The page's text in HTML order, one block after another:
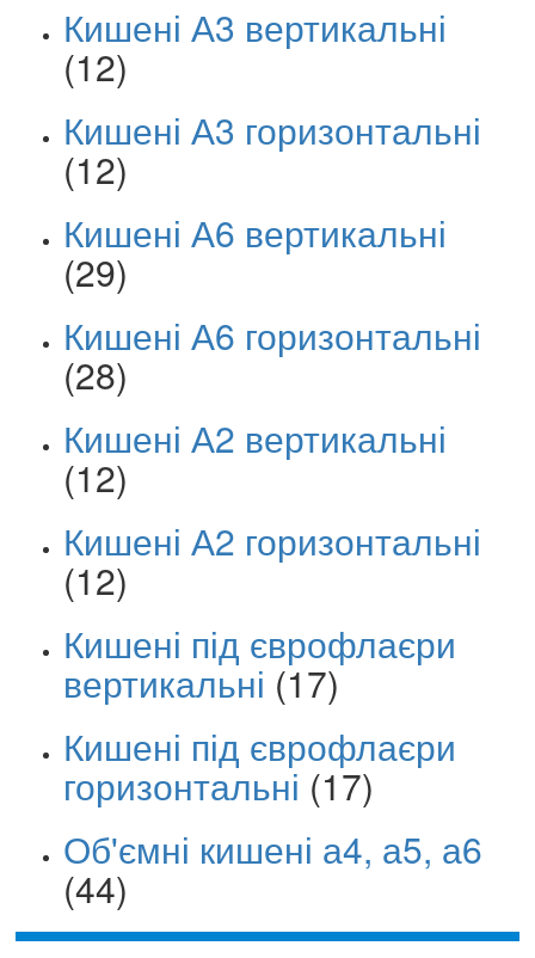
Кишені А3 вертикальні
(12)
Кишені А3 горизонтальні
(12)
Кишені А6 вертикальні
(29)
Кишені А6 горизонтальні
(28)
Кишені А2 вертикальні
(12)
Кишені А2 горизонтальні
(12)
Кишені під єврофлаєри
вертикальні (17)
Кишені під єврофлаєри
горизонтальні (17)
Об'ємні кишені а4, а5, а6
(44)